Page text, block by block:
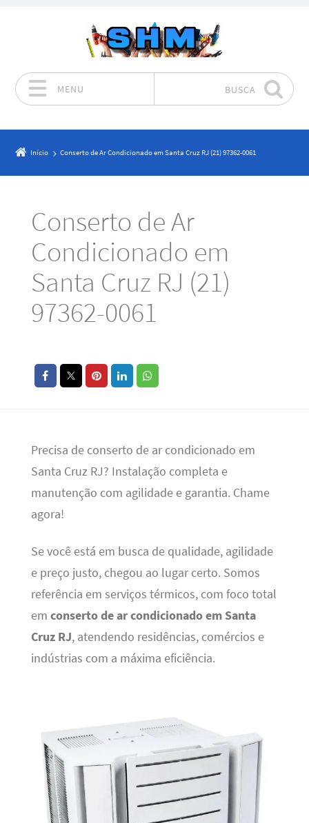
MENU BUSCA
Início Conserto de Ar Condicionado em Santa Cruz RJ (21) 97362-0061
Conserto de Ar
Condicionado em
Santa Cruz RJ (21)
97362-0061
Precisa de conserto de ar condicionado em
Santa Cruz RJ? Instalação completa e
manutenção com agilidade e garantia. Chame
agora!
Se você está em busca de qualidade, agilidade
e preço justo, chegou ao lugar certo. Somos
referência em serviços térmicos, com foco total
em conserto de ar condicionado em Santa
Cruz RJ, atendendo residências, comércios e
indústrias com a máxima eficiência.